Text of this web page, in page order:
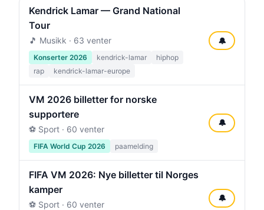
Kendrick Lamar — Grand National
Tour
🎵 Musikk · 63 venter
Konserter 2026 kendrick-lamar
hiphop
rap
kendrick-lamar-europe
🔔
VM 2026 billetter for norske
supportere
⚽ Sport · 60 venter
FIFA World Cup 2026 paamelding
🔔
FIFA VM 2026: Nye billetter til Norges
kamper
⚽ Sport · 60 venter
🔔